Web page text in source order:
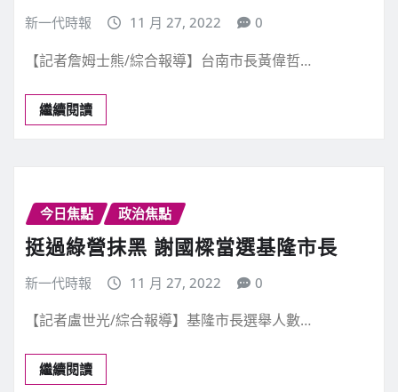
新一代時報 11 月 27, 2022 0
【記者詹姆士熊/綜合報導】台南市長黃偉哲…
繼續閱讀
今日焦點 政治焦點
挺過綠營抹黑 謝國樑當選基隆市長
新一代時報 11 月 27, 2022 0
【記者盧世光/綜合報導】基隆市長選舉人數…
繼續閱讀